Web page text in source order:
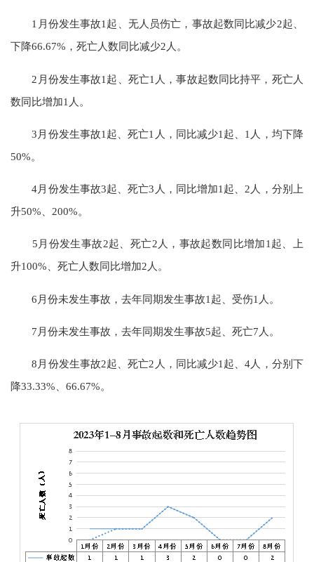
1月份发生事故1起、无人员伤亡，事故起数同比减少2起、
下降66.67%，死亡人数同比减少2人。
2月份发生事故1起、死亡1人，事故起数同比持平，死亡人
数同比增加1人。
3月份发生事故1起、死亡1人，同比减少1起、1人，均下降
50%。
4月份发生事故3起、死亡3人，同比增加1起、2人，分别上
升50%、200%。
5月份发生事故2起、死亡2人，事故起数同比增加1起、上
升100%、死亡人数同比增加2人。
6月份未发生事故，去年同期发生事故1起、受伤1人。
7月份未发生事故，去年同期发生事故5起、死亡7人。
8月份发生事故2起、死亡2人，同比减少1起、4人，分别下
降33.33%、66.67%。